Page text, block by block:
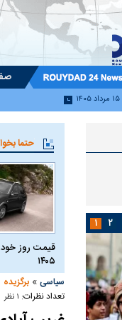
۱۵ مرداد ۱۴۰۵
حتما
۱۴۰۵
سیاسی » برگزیده
تعداد نظرات: ۱ نظر
۱ ۲